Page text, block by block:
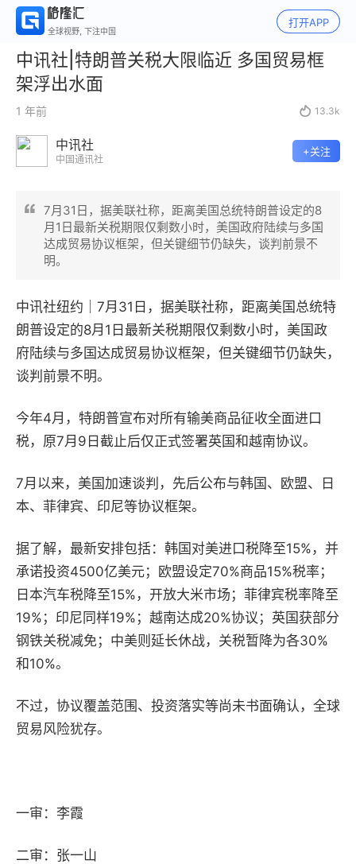
全球视野, 下注中国
打开APP
中讯社|特朗普关税大限临近 多国贸易框
架浮出水面
1 年前  13.3k
中讯社
中国通讯社
+关注
7月31日，据美联社称，距离美国总统特朗普设定的8
月1日最新关税期限仅剩数小时，美国政府陆续与多国
达成贸易协议框架，但关键细节仍缺失，谈判前景不
明。
中讯社纽约｜7月31日，据美联社称，距离美国总统特
朗普设定的8月1日最新关税期限仅剩数小时，美国政
府陆续与多国达成贸易协议框架，但关键细节仍缺失，
谈判前景不明。
今年4月，特朗普宣布对所有输美商品征收全面进口
税，原7月9日截止后仅正式签署英国和越南协议。
7月以来，美国加速谈判，先后公布与韩国、欧盟、日
本、菲律宾、印尼等协议框架。
据了解，最新安排包括：韩国对美进口税降至15%，并
承诺投资4500亿美元；欧盟设定70%商品15%税率；
日本汽车税降至15%，开放大米市场；菲律宾税率降至
19%；印尼同样19%；越南达成20%协议；英国获部分
钢铁关税减免；中美则延长休战，关税暂降为各30%
和10%。
不过，协议覆盖范围、投资落实等尚未书面确认，全球
贸易风险犹存。
一审：李霞
二审：张一山